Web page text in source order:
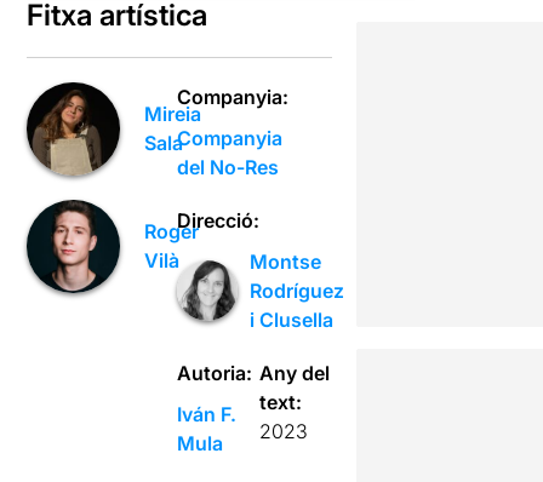
Fitxa artística
Mireia
Sala
Roger
Vilà
Companyia:
Companyia
del No-Res
Direcció:
Montse
Rodríguez
i Clusella
Autoria:
Iván F.
Mula
Any del
text:
2023